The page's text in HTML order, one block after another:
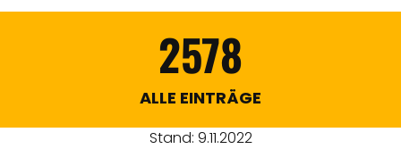
2578
ALLE EINTRÄGE
Stand: 9.11.2022